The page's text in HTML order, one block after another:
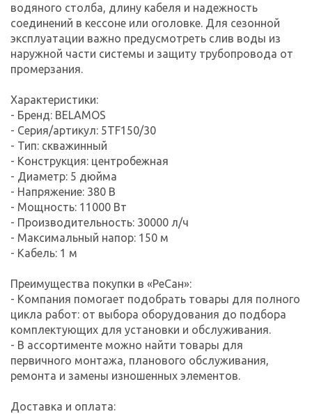
водяного столба, длину кабеля и надежность
соединений в кессоне или оголовке. Для сезонной
эксплуатации важно предусмотреть слив воды из
наружной части системы и защиту трубопровода от
промерзания.
Характеристики:
- Бренд: BELAMOS
- Серия/артикул: 5TF150/30
- Тип: скважинный
- Конструкция: центробежная
- Диаметр: 5 дюйма
- Напряжение: 380 В
- Мощность: 11000 Вт
- Производительность: 30000 л/ч
- Максимальный напор: 150 м
- Кабель: 1 м
Преимущества покупки в «РеСан»:
- Компания помогает подобрать товары для полного
цикла работ: от выбора оборудования до подбора
комплектующих для установки и обслуживания.
- В ассортименте можно найти товары для
первичного монтажа, планового обслуживания,
ремонта и замены изношенных элементов.
Доставка и оплата: